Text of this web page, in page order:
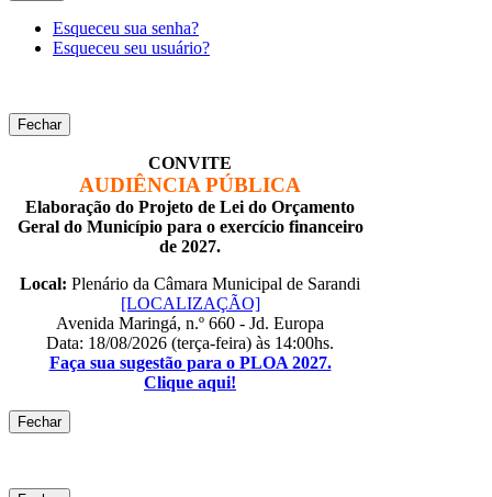
Esqueceu sua senha?
Esqueceu seu usuário?
Fechar
CONVITE
AUDIÊNCIA PÚBLICA
Elaboração do Projeto de Lei do Orçamento
Geral do Município para o exercício financeiro
de 2027.
Local: Plenário da Câmara Municipal de Sarandi
[LOCALIZAÇÃO]
Avenida Maringá, n.º 660 - Jd. Europa
Data: 18/08/2026 (terça-feira) às 14:00hs.
Faça sua sugestão para o PLOA 2027.
Clique aqui!
Fechar